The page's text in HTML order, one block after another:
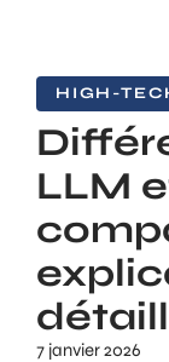
HIGH-
LLM
7 janvier 2026